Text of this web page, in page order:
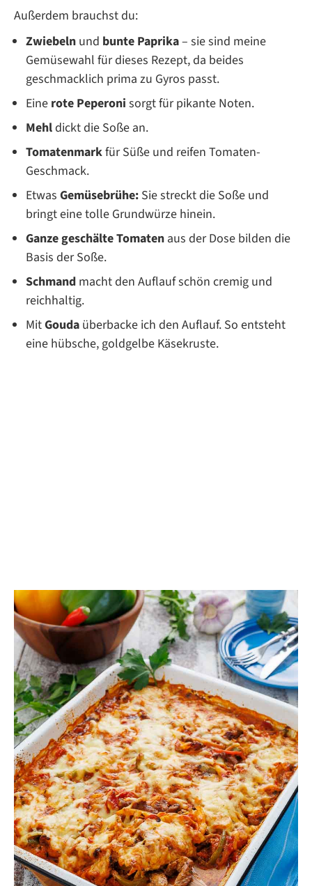
Außerdem brauchst du:
Zwiebeln und bunte Paprika– sie sind meine
Gemüsewahl für dieses Rezept, da beides
geschmacklich prima zu Gyros passt.
Eine rote Peperoni sorgt für pikante Noten.
Mehldickt die Soße an.
Tomatenmarkfür Süße und reifen Tomaten-
Geschmack.
Etwas Gemüsebrühe: Sie streckt die Soße und
bringt eine tolle Grundwürze hinein.
Ganze geschälte Tomaten aus der Dose bilden die
Basis der Soße.
Schmand macht den Auflauf schön cremig und
reichhaltig.
MitGouda überbacke ich den Auflauf. So entsteht
eine hübsche, goldgelbe Käsekruste.